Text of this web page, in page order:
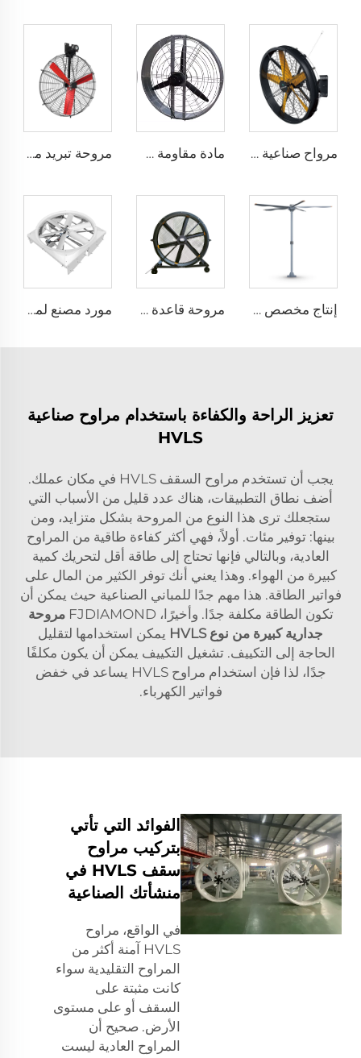
مرواح صناعية مثبتة على الحائط بسرعة عالية جودة عالية مع محرك 220 فولت لمصانع المستشفيات والمطاعم والمزارع والفنادق مادة مقاومة طويلة الأمد بسعر مصنع عالي الجودة 950 مم مروحة تهوية جدارية دائرية لمزرعة الأبقار مروحة تبريد مباشرة من المصنع، شفرات من النيلون، مناسبة لاستخدامها في مستودعات الألبان ومزارع الأبقار، مروحة صناعية للتهوية
إنتاج مخصص بمروحة عملاقة ذات حجم كبير وسرعة منخفضة قطرها 16 قدم (5 أمتار) ومزودة بمحرك PMSM مروحة قاعدة بقطر 80 بوصة، قابلة للحركة، هادئة، ارتفاع 2000 ملم، مناسبة للاستخدام في المنازل والمرافق الصناعية والمطاعم، تعمل بجهدين 220 فولت/380 فولت، مصنوعة من الألمنيوم مورد مصنع لمراوح تدوير حجم 72 إنش نظام تهوية توفير طاقة لمزرعة الماشية
تعزيز الراحة والكفاءة باستخدام مراوح صناعية
HVLS
يجب أن تستخدم مراوح السقف HVLS في مكان عملك.
أضف نطاق التطبيقات، هناك عدد قليل من الأسباب التي
ستجعلك ترى هذا النوع من المروحة بشكل متزايد، ومن
بينها: توفير مئات. أولاً، فهي أكثر كفاءة طاقية من المراوح
العادية، وبالتالي فإنها تحتاج إلى طاقة أقل لتحريك كمية
كبيرة من الهواء. وهذا يعني أنك توفر الكثير من المال على
فواتير الطاقة. هذا مهم جدًا للمباني الصناعية حيث يمكن أن
تكون الطاقة مكلفة جدًا. وأخيرًا، FJDIAMOND
مروحة
جدارية كبيرة من نوع HVLS
يمكن استخدامها لتقليل
الحاجة إلى التكييف. تشغيل التكييف يمكن أن يكون مكلفًا
جدًا، لذا فإن استخدام مراوح HVLS يساعد في خفض
فواتير الكهرباء.
الفوائد التي تأتي
بتركيب مراوح
سقف HVLS في
منشأتك الصناعية
في الواقع، مراوح
HVLS آمنة أكثر من
المراوح التقليدية سواء
كانت مثبتة على
السقف أو على مستوى
الأرض. صحيح أن
المراوح العادية ليست